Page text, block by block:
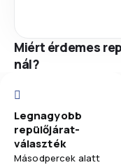
Miért érdemes
nál?
Legnagyobb
repülőjárat-
választék
Másodpercek alatt